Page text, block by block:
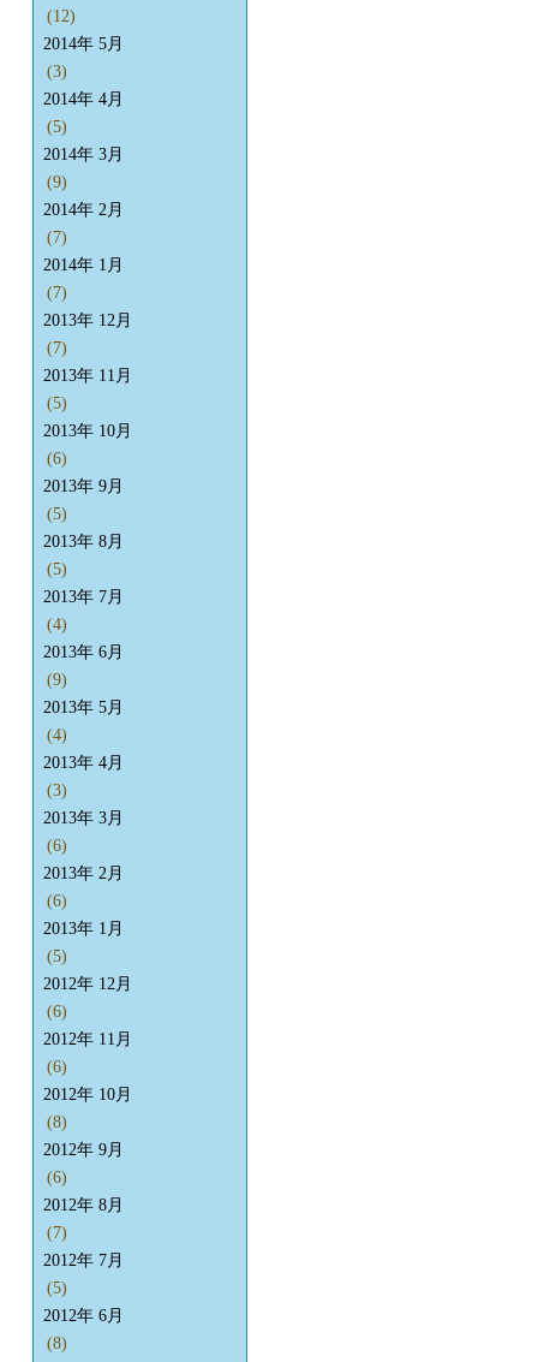
(12)
2014年 5月
(3)
2014年 4月
(5)
2014年 3月
(9)
2014年 2月
(7)
2014年 1月
(7)
2013年 12月
(7)
2013年 11月
(5)
2013年 10月
(6)
2013年 9月
(5)
2013年 8月
(5)
2013年 7月
(4)
2013年 6月
(9)
2013年 5月
(4)
2013年 4月
(3)
2013年 3月
(6)
2013年 2月
(6)
2013年 1月
(5)
2012年 12月
(6)
2012年 11月
(6)
2012年 10月
(8)
2012年 9月
(6)
2012年 8月
(7)
2012年 7月
(5)
2012年 6月
(8)